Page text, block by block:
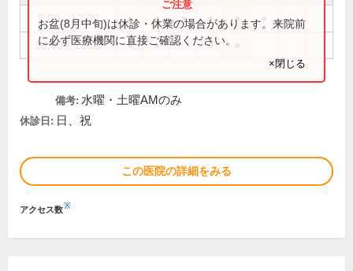
9:00～12:00 ● ● ● ● ●
16:00～19:00 ● ● ●
お盆(8月中旬)は休診・休業の場合があります。来院前
に必ず医療機関に直接ご確認ください。
×閉じる
備考: 水曜・土曜AMのみ
休診日: 日、祝
この医院の詳細をみる
アクセス数※